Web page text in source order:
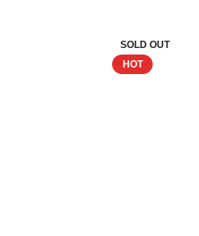
SOLD OUT
HOT
SOLD OUT
SOLD OUT
SOLD OUT